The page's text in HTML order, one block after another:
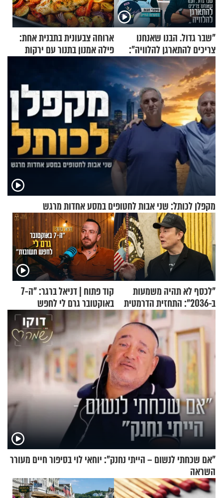
"שבר גדול. הבנו שאנחנו
צריכים להתארגן להלוויה":
זוגיות במבחן, הפעם עם מרים
וגד דנינו
ארוחה צבעונית בתבנית אחת:
פילה אמנון בתנור עם ירקות
מקפלן לכותל: שני אבות לחטופים במסע אחדות מרגש
"לכסף לא תהיה משמעות
ב-2036": התחזית הדרמטית
של אילון מאסק על עתיד
הכלכלה
קוד פתוח | דניאל ברגר: "ה-7
באוקטובר גרם לי לחפש
תשובות"
"אם שכחתי לנשום – הייתי נחנק": יוחאי לוי בסיפור חיים מעורר
השראה